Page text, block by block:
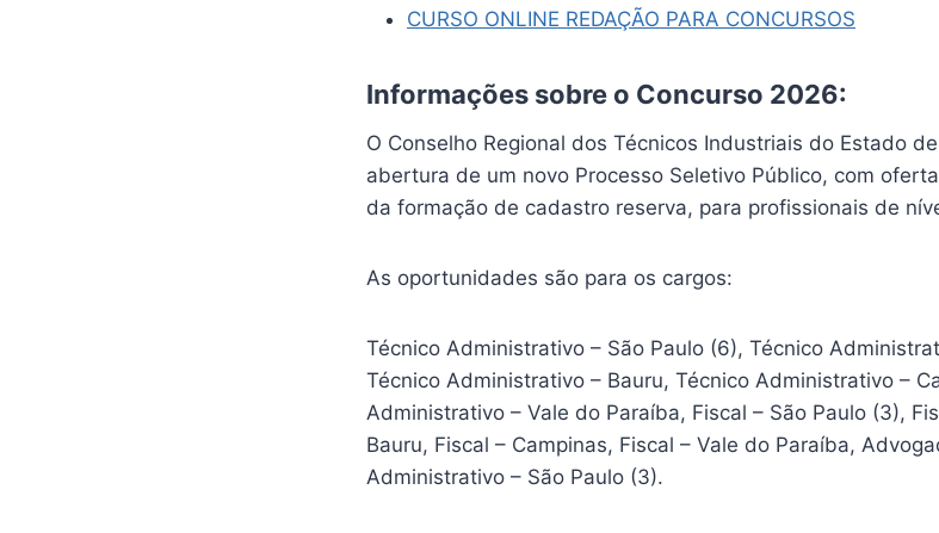
CURSO ONLINE REDAÇÃO PARA CONCURSOS
Informações sobre o Concurso 2026:
O Conselho Regional dos Técnicos Industriais do Estado
abertura de um novo Processo Seletivo Público, com
da formação de cadastro reserva, para profissionais de
As oportunidades são para os cargos:
Técnico Administrativo – São Paulo (6), Técnico
Técnico Administrativo – Bauru, Técnico Administrativo –
Administrativo – Vale do Paraíba, Fiscal – São Paulo (3),
Bauru, Fiscal – Campinas, Fiscal – Vale do Paraíba,
Administrativo – São Paulo (3).